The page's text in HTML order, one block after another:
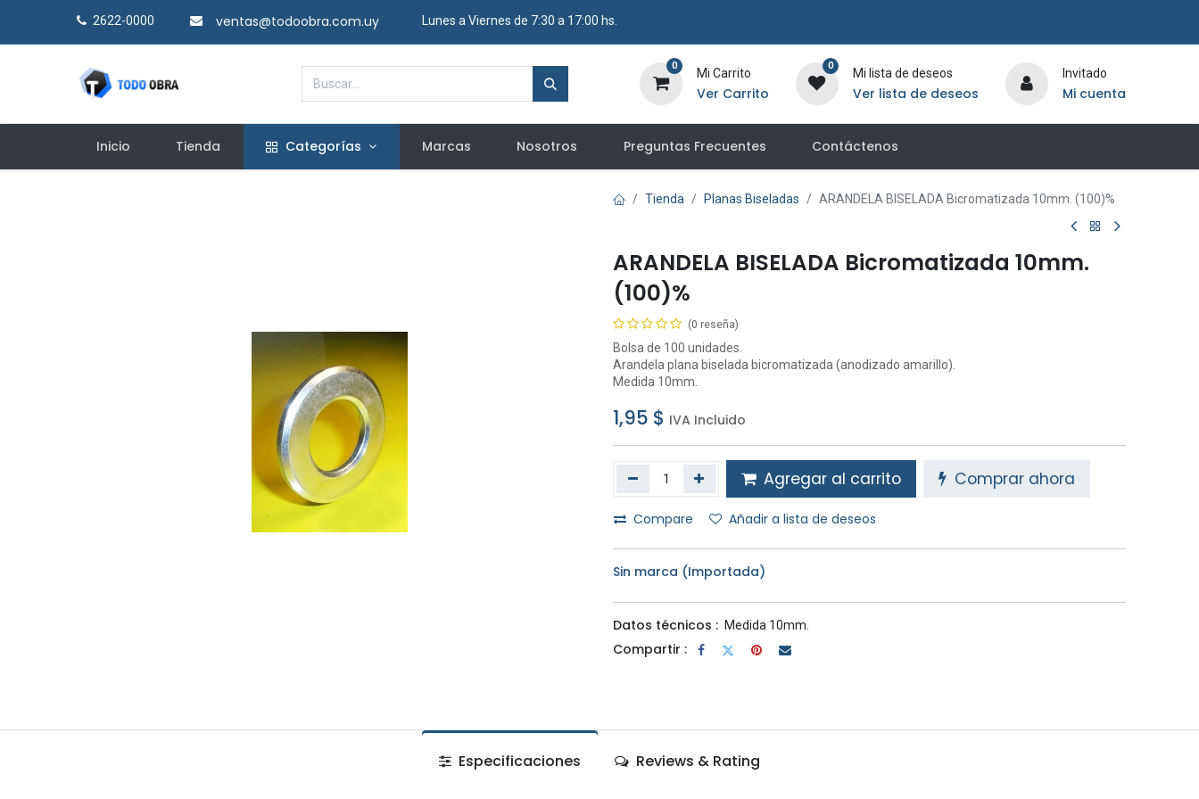
2622-0000​ ventas@todoobra.com.uy ​ Lunes a Viernes de 7:30 a 17:00 hs.
0
Mi Carrito
Ver Carrito
0
Mi lista de deseos
Ver lista de deseos
Invitado
Mi cuenta
Inicio Tienda Categorías Marcas Nosotros Preguntas Frecuentes Contáctenos
Tienda Planas Biseladas ARANDELA BISELADA Bicromatizada 10mm. (100)%
ARANDELA BISELADA Bicromatizada 10mm.
(100)%
(0 reseña)
Bolsa de 100 unidades.
Arandela plana biselada bicromatizada (anodizado amarillo).
Medida 10mm.
1,95 $ IVA Incluido
Agregar al carrito Comprar ahora
Compare Añadir a lista de deseos
Sin marca (Importada)
Datos técnicos : Medida 10mm.
Compartir :
Especificaciones Reviews & Rating